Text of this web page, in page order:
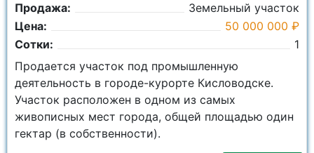
Продажа:
Земельный участок
Цена:
50 000 000 ₽
Сотки:
1
Продается участок под промышленную
деятельность в городе-курорте Кисловодске.
Участок расположен в одном из самых
живописных мест города, общей площадью один
гектар (в собственности).